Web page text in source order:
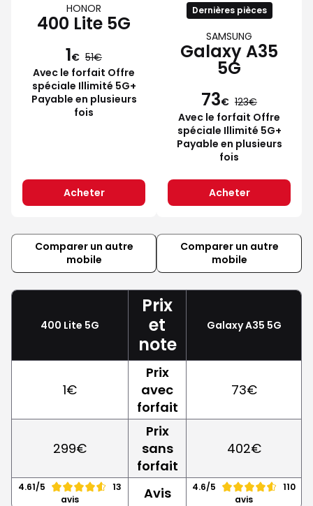
HONOR
400 Lite 5G
1€ 51
Avec le forfait Offre
spéciale Illimité 5G+
Payable en plusieurs
fois
Acheter
Dernières pièces
SAMSUNG
Galaxy A35
5G
73€ 123
Avec le forfait Offre
spéciale Illimité 5G+
Payable en plusieurs
fois
Acheter
Comparer un autre
mobile
Comparer un autre
mobile
400 Lite 5G
Prix
et
note
Galaxy A35 5G
1€
Prix
avec
forfait
73€
299€
Prix
sans
forfait
402€
4.61/5
13
avis
Avis 4.6/5
110
avis